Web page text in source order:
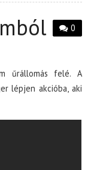
0
űrállomás felé. A
lépjen akcióba, aki